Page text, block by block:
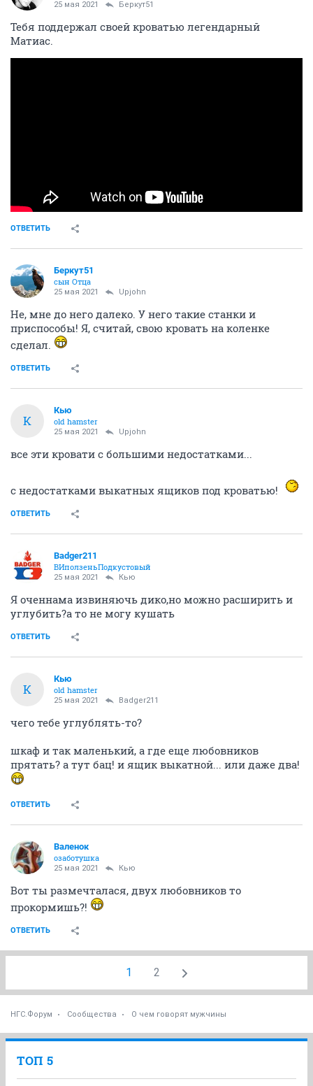
25 мая 2021 Беркут51
Тебя поддержал своей кроватью легендарный
Матиас.
ОТВЕТИТЬ
Беркут51
сын Отца
25 мая 2021 Upjohn
Не, мне до него далеко. У него такие станки и
приспособы! Я, считай, свою кровать на коленке
сделал.
ОТВЕТИТЬ
К
Кью
old hamster
25 мая 2021 Upjohn
все эти кровати с большими недостатками...
с недостатками выкатных ящиков под кроватью!
ОТВЕТИТЬ
Badger211
ВИползеньПодкустовый
25 мая 2021 Кью
Я оченнама извиняючь дико,но можно расширить и
углубить?а то не могу кушать
ОТВЕТИТЬ
К
Кью
old hamster
25 мая 2021 Badger211
чего тебе углублять-то?
шкаф и так маленький, а где еще любовников
прятать? а тут бац! и ящик выкатной... или даже два!
ОТВЕТИТЬ
Валенок
озаботушка
25 мая 2021 Кью
Вот ты размечталася, двух любовников то
прокормишь?!
ОТВЕТИТЬ
1 2
НГС.Форум Сообщества О чем говорят мужчины
ТОП 5